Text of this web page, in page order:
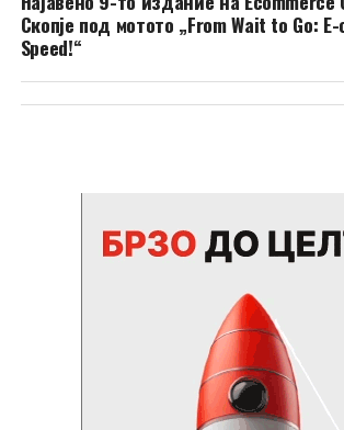
Скопје под мотото „From Wait to Go:
Speed!“